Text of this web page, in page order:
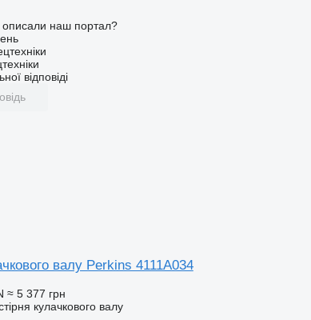
описали наш портал?
відповіді
валу Perkins 4111A034
≈ 5 377 грн
кулачкового валу